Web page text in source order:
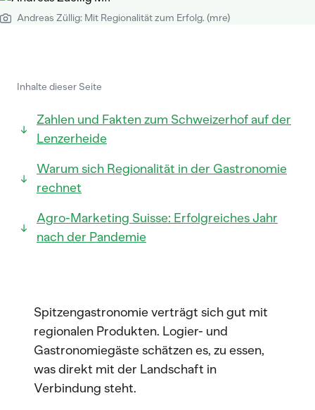
Andreas Züllig: Mit Regionalität zum Erfolg. (mre)
Inhalte dieser Seite
Zahlen und Fakten zum Schweizerhof auf der
Lenzerheide
Warum sich Regionalität in der Gastronomie
rechnet
Agro-Marketing Suisse: Erfolgreiches Jahr
nach der Pandemie
Spitzengastronomie verträgt sich gut mit
regionalen Produkten. Logier- und
Gastronomiegäste schätzen es, zu essen,
was direkt mit der Landschaft in
Verbindung steht.